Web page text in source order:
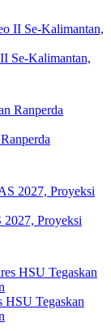
Se-Kalimantan,
Proyeksi
HSU Tegaskan